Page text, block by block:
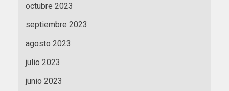
octubre 2023
septiembre 2023
agosto 2023
julio 2023
junio 2023